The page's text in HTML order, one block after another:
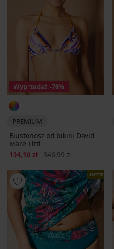
Wyprzedaż -70%
PREMIUM
Biustonosz od bikini David
Mare Titti
Zniżka
104,10 zł Pierwotna cena
346,99 zł
LIMITED